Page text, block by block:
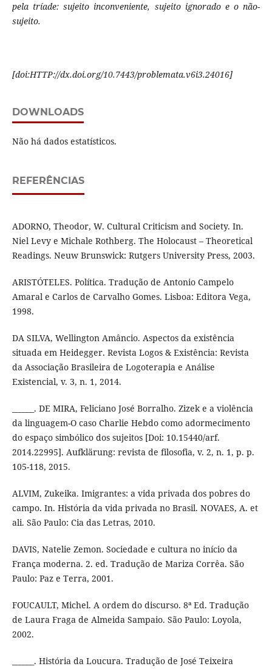
pela tríade: sujeito inconveniente, sujeito ignorado e o não-
sujeito.
[doi:HTTP://dx.doi.org/10.7443/problemata.v6i3.24016]
DOWNLOADS
Não há dados estatísticos.
REFERÊNCIAS
ADORNO, Theodor, W. Cultural Criticism and Society. In.
Niel Levy e Michale Rothberg. The Holocaust – Theoretical
Readings. Neuw Brunswick: Rutgers University Press, 2003.
ARISTÓTELES. Política. Tradução de Antonio Campelo
Amaral e Carlos de Carvalho Gomes. Lisboa: Editora Vega,
1998.
DA SILVA, Wellington Amâncio. Aspectos da existência
situada em Heidegger. Revista Logos & Existência: Revista
da Associação Brasileira de Logoterapia e Análise
Existencial, v. 3, n. 1, 2014.
______. DE MIRA, Feliciano José Borralho. Zizek e a violência
da linguagem-O caso Charlie Hebdo como adormecimento
do espaço simbólico dos sujeitos [Doi: 10.15440/arf.
2014.22995]. Aufklärung: revista de filosofia, v. 2, n. 1, p. p.
105-118, 2015.
ALVIM, Zukeika. Imigrantes: a vida privada dos pobres do
campo. In. História da vida privada no Brasil. NOVAES, A. et
ali. São Paulo: Cia das Letras, 2010.
DAVIS, Natelie Zemon. Sociedade e cultura no início da
França moderna. 2. ed. Tradução de Mariza Corrêa. São
Paulo: Paz e Terra, 2001.
FOUCAULT, Michel. A ordem do discurso. 8ª Ed. Tradução
de Laura Fraga de Almeida Sampaio. São Paulo: Loyola,
2002.
______. História da Loucura. Tradução de José Teixeira